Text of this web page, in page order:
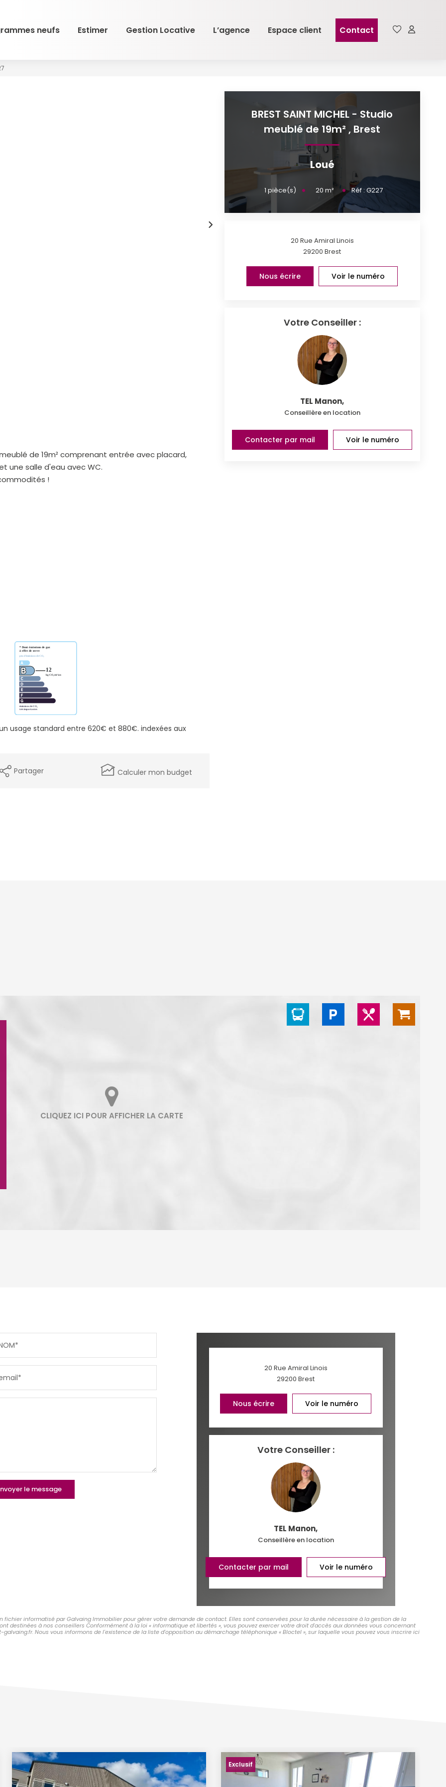
neufs Estimer Gestion Locative L’agence Espace client Contact
de 19m² comprenant entrée avec placard,
une salle d'eau avec WC.
!
usage standard entre 620€ et 880€. indexées aux
Partager Calculer mon budget
BREST SAINT MICHEL - Studio
meublé de 19m² , Brest
Loué
1pièce(s) 20m² Réf :G227
20 Rue Amiral Linois
29200Brest
Nous écrire Voir le numéro
Votre Conseiller :
TEL Manon,
Conseillère en location
Contacter par mail Voir le numéro
RÉSULTATS DES LYCÉES
COMMERCES MÉDECINS
le message
20 Rue Amiral Linois
29200Brest
Nous écrire Voir le numéro
Votre Conseiller :
TEL Manon,
Conseillère en location
Contacter par mail Voir le numéro
informatisé par Galvaing Immobilier pour gérer votre demande de contact. Elles sont conservées pour la durée nécessaire à la gestion de la
destinées à nos conseillers Conformément à la loi « informatique et libertés », vous pouvez exercer votre droit d'accès aux données vous concernant
Nous vous informons de l'existence de la liste d'opposition au démarchage téléphonique « Bloctel », sur laquelle vous pouvez vous inscrire ici
Exclusif